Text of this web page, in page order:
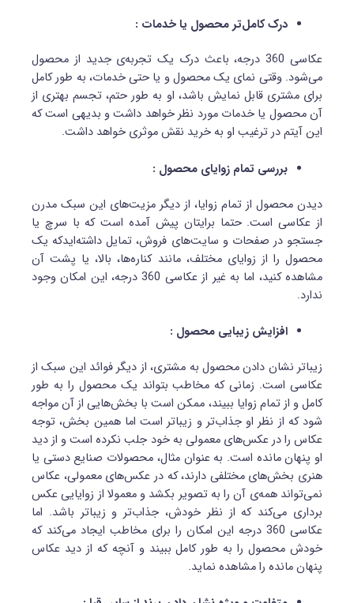
درک کامل‌تر محصول یا خدمات :
عکاسی 360 درجه، باعث درک یک تجربه‌ی جدید از محصول
می‌شود. وقتی نمای یک محصول و یا حتی خدمات، به طور کامل
برای مشتری قابل نمایش باشد، او به طور حتم، تجسم بهتری از
آن محصول یا خدمات مورد نظر خواهد داشت و بدیهی است که
این آیتم در ترغیب او به خرید نقش موثری خواهد داشت.
بررسی تمام زوایای محصول :
دیدن محصول از تمام زوایا، از دیگر مزیت‌های این سبک مدرن
از عکاسی است. حتما برایتان پیش آمده است که با سرچ یا
جستجو در صفحات و سایت‌های فروش، تمایل داشته‌ایدکه یک
محصول را از زوایای مختلف، مانند کناره‌ها، بالا، یا پشت آن
مشاهده کنید، اما به غیر از عکاسی 360 درجه، این امکان وجود
ندارد.
افزایش زیبایی محصول :
زیباتر نشان دادن محصول به مشتری، از دیگر فوائد این سبک از
عکاسی است. زمانی که مخاطب بتواند یک محصول را به طور
کامل و از تمام زوایا ببیند، ممکن است با بخش‌هایی از آن مواجه
شود که از نظر او جذاب‌تر و زیبا‌تر است اما همین بخش، توجه
عکاس را در عکس‌های معمولی به خود جلب نکرده است و از دید
او پنهان مانده است. به عنوان مثال، محصولات صنایع دستی یا
هنری بخش‌های مختلفی دارند، که در عکس‌های معمولی، عکاس
نمی‌تواند همه‌ی آن را به تصویر بکشد و معمولا از زوایایی عکس
برداری می‌کند که از نظر خودش، جذاب‌تر و زیباتر باشد. اما
عکاسی 360 درجه این امکان را برای مخاطب ایجاد می‌کند که
خودش محصول را به طور کامل ببیند و آنچه که از دید عکاس
پنهان مانده را مشاهده نماید.